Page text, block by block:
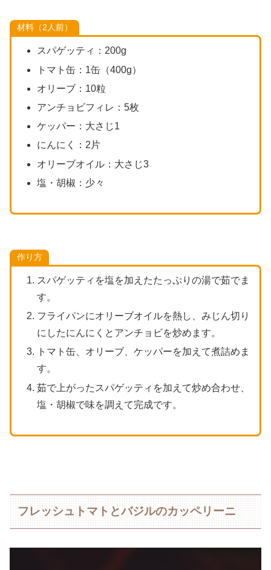
材料（2人前）
スパゲッティ：200g
トマト缶：1缶（400g）
オリーブ：10粒
アンチョビフィレ：5枚
ケッパー：大さじ1
にんにく：2片
オリーブオイル：大さじ3
塩・胡椒：少々
作り方
スパゲッティを塩を加えたたっぷりの湯で茹でま
す。
フライパンにオリーブオイルを熱し、みじん切り
にしたにんにくとアンチョビを炒めます。
トマト缶、オリーブ、ケッパーを加えて煮詰めま
す。
茹で上がったスパゲッティを加えて炒め合わせ、
塩・胡椒で味を調えて完成です。
フレッシュトマトとバジルのカッペリーニ